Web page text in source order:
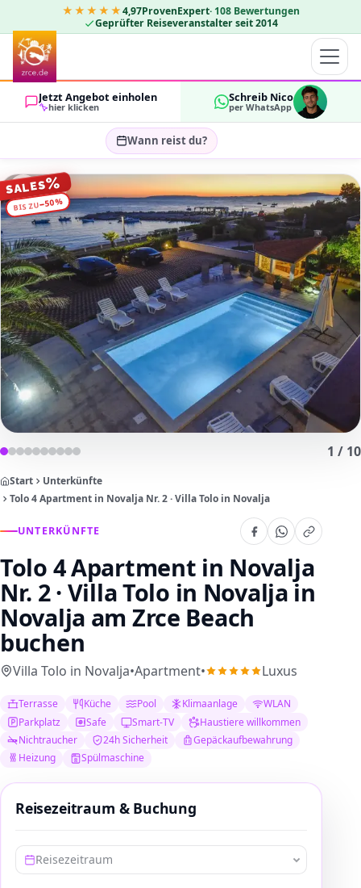
★★★★★4,97ProvenExpert· 108 Bewertungen
Geprüfter Reiseveranstalter seit 2014
Jetzt Angebot einholen
hier klicken
Schreib Nico
per WhatsApp
Wann reist du?
Reisezeitraum wählen…
GÄSTE
2 OK
1 / 10
SALES%
BIS ZU−50%
Start
Unterkünfte
Tolo 4 Apartment in Novalja Nr. 2 · Villa Tolo in Novalja
UNTERKÜNFTE
Tolo 4 Apartment in Novalja
Nr. 2 · Villa Tolo in Novaljain
Novalja am Zrce Beach
buchen
Villa Tolo in Novalja•Apartment• Luxus
Terrasse Küche Pool Klimaanlage
WLAN
Parkplatz
Safe Smart-TV
Haustiere willkommen
Nichtraucher
24h Sicherheit
Gepäckaufbewahrung
Heizung
Spülmaschine
Reisezeitraum & Buchung
Reisezeitraum